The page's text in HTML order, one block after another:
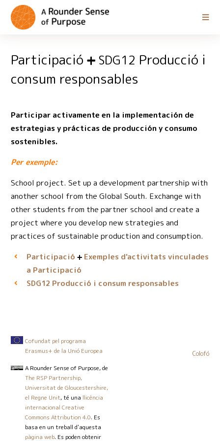
Participació SDG12 Producció i
consum responsables
Participar activamente en la implementación de
estrategias y prácticas de producción y consumo
sostenibles.
Per exemple:
School project. Set up a development partnership with
another school from the Global South. Exchange with
other students from the partner school and create a
project where you develop new strategies and
practices of sustainable production and consumption.
Participació
Exemples d'activitats vinculades
a Participació
SDG12 Producció i consum responsables
Cofundat pel programa
Erasmus+ de la Unió Europea
A Rounder Sense of Purpose, de
The RSP Partnership,
Universitat de Gloucestershire,
el Regne Unit, té una llicència
internacional Creative
Commons Attribution 4.0. Es
basa en un treball d'aquesta
pàgina web. Es poden obtenir
Colofó